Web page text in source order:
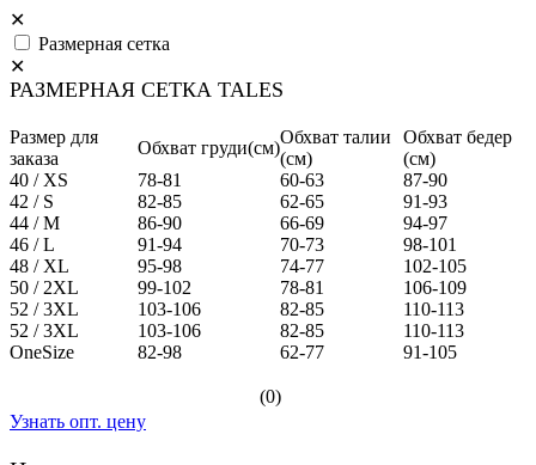
✕
Размерная сетка
✕
РАЗМЕРНАЯ СЕТКА TALES
Размер для
заказа
Обхват груди(см)
Обхват талии
(см)
Обхват бедер
(см)
40 / XS
78-81 60-63
87-90
42 / S
82-85 62-65
91-93
44 / M
86-90 66-69
94-97
46 / L
91-94 70-73
98-101
48 / XL
95-98 74-77
102-105
50 / 2XL
99-102 78-81
106-109
52 / 3XL
103-106 82-85
110-113
52 / 3XL
103-106 82-85
110-113
OneSize
82-98 62-77 91-105
(0)
Узнать опт. цену